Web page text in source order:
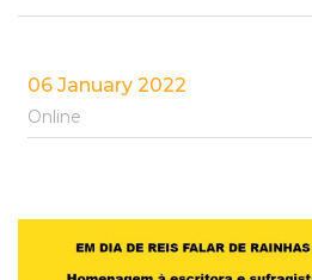
06 January 2022
Online